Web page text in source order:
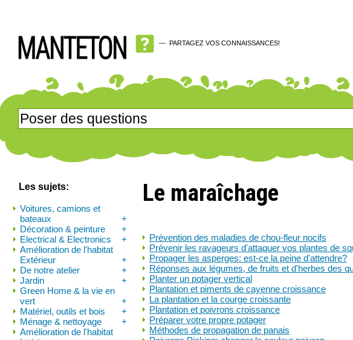
— PARTAGEZ VOS CONNAISSANCES!
Les sujets:
Voitures, camions et
bateaux
+
Décoration & peinture
+
Electrical & Electronics
+
Amélioration de l'habitat
Extérieur
+
De notre atelier
+
Jardin
+
Green Home & la vie en
vert
+
Matériel, outils et bois
+
Ménage & nettoyage
+
Amélioration de l'habitat
Le maraîchage
Prévention des maladies de chou-fleur nocifs
Prévenir les ravageurs d'attaquer vos plantes de
Propager les asperges: est-ce la peine d'attendre?
Réponses aux légumes, de fruits et d'herbes des
Planter un potager vertical
Plantation et piments de cayenne croissance
La plantation et la courge croissante
Plantation et poivrons croissance
Préparer votre propre potager
Méthodes de propagation de panais